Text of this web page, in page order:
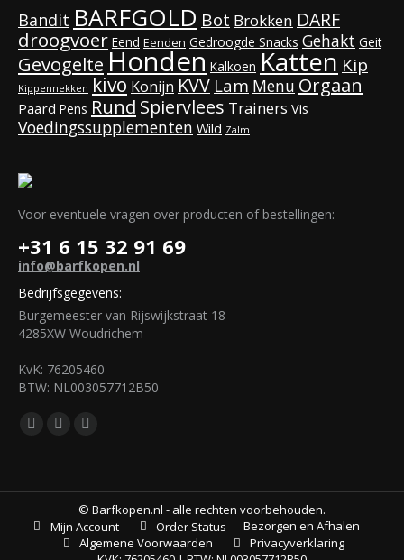
Bandit BARFGOLD Bot Brokken DARF
droogvoer Eend Eenden Gedroogde Snacks Gehakt Geit
GevogelteHonden Kalkoen Katten Kip
Kippennekken kivo Konijn KVV Lam Menu Orgaan
Paard Pens Rund Spiervlees Trainers Vis
Voedingssupplementen Wild Zalm
Voor eventuele vragen over producten of bestellingen:
+31 6 15 32 91 69
info@barfkopen.nl
Bedrijfsgegevens:
Burgemeester van Rijswijkstraat 18
4285XW Woudrichem
KvK: 76205460
BTW: NL003057712B50
Vind ons op:
Facebook
new
window
Mail
new
window
WhatsApp
in
new
window
© Barfkopen.nl - alle rechten voorbehouden.
Mijn Account
Order Status
Bezorgen en Afhalen
Algemene Voorwaarden
Privacyverklaring